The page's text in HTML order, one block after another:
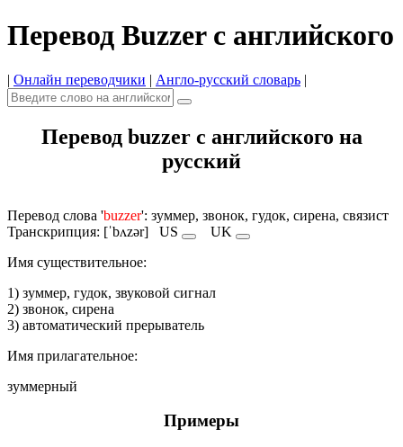
Перевод Buzzer с английского
| Онлайн переводчики | Англо-русский словарь |
Перевод buzzer с английского на
русский
Перевод слова 'buzzer': зуммер, звонок, гудок, сирена, связист
Транскрипция: [ˈbʌzər] US
UK
Имя cуществительное:
1) зуммер, гудок, звуковой сигнал
2) звонок, сирена
3) автоматический прерыватель
Имя прилагательное:
зуммерный
Примеры